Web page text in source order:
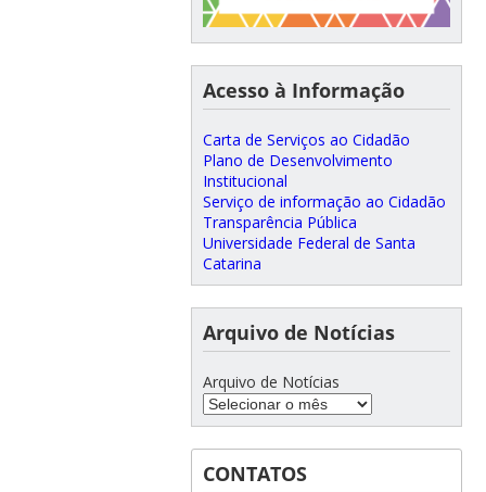
Acesso à Informação
Carta de Serviços ao Cidadão
Plano de Desenvolvimento
Institucional
Serviço de informação ao Cidadão
Transparência Pública
Universidade Federal de Santa
Catarina
Arquivo de Notícias
Arquivo de Notícias
CONTATOS